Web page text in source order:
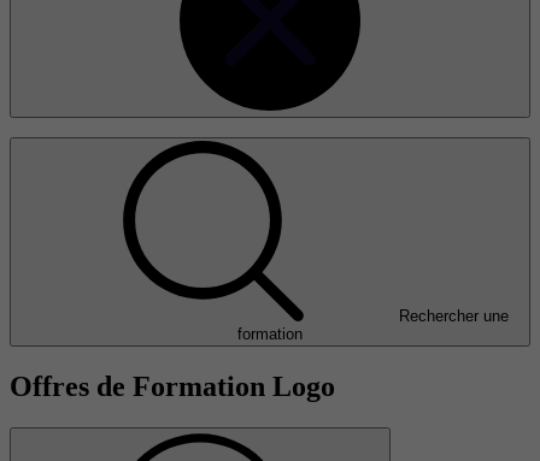
Rechercher une
formation
Offres de Formation Logo